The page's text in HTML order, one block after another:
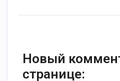
Новый
странице: